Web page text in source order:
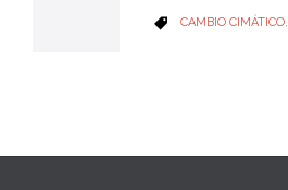
 CATEGORY
CAMBIO CIMÁTICO,